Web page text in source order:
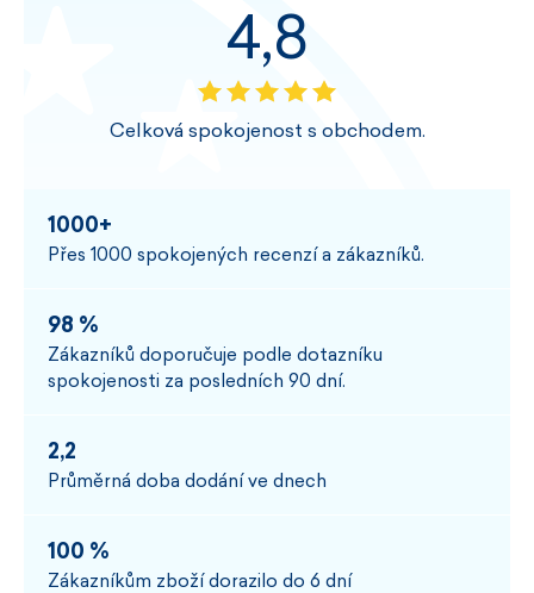
4,8
Celková spokojenost s obchodem.
1000+
Přes 1000 spokojených recenzí a zákazníků.
98 %
Zákazníků doporučuje podle dotazníku
spokojenosti za posledních 90 dní.
2,2
Průměrná doba dodání ve dnech
100 %
Zákazníkům zboží dorazilo do 6 dní